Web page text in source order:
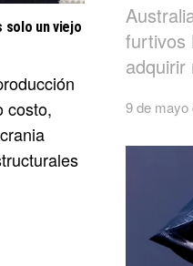
furtivos
adquirir
9 de mayo
solo un viejo
costo,